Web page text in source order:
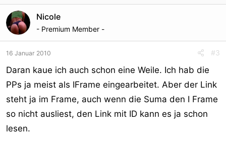
Nicole
- Premium Member -
16 Januar 2010 #3
Daran kaue ich auch schon eine Weile. Ich hab die
PPs ja meist als IFrame eingearbeitet. Aber der Link
steht ja im Frame, auch wenn die Suma den I Frame
so nicht ausliest, den Link mit ID kann es ja schon
lesen.